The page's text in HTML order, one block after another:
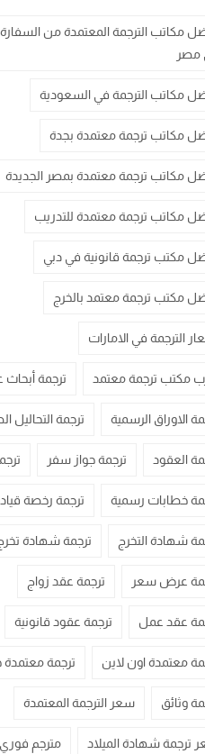
مكاتب الترجمة المعتمدة من السفارة
مصر
مكاتب الترجمة في السعودية
مكاتب ترجمة معتمدة بجدة
مكاتب ترجمة معتمدة بمصر الجديدة
مكاتب ترجمة معتمدة للتدريب
مكتب ترجمة قانونية في دبي
مكتب ترجمة معتمد بالخرج
الترجمة في الامارات
مكتب ترجمة معتمد ترجمة أبحاث
الاوراق الرسمية ترجمة التحاليل
العقود ترجمة جواز سفر
خطابات رسمية ترجمة رخصة
شهادة التخرج ترجمة شهادة
عرض سعر ترجمة عقد زواج
عقد عمل ترجمة عقود قانونية
معتمدة اون لاين ترجمة معتمدة
وثائق سعر الترجمة المعتمدة
ترجمة شهادة الميلاد مترجم فوري